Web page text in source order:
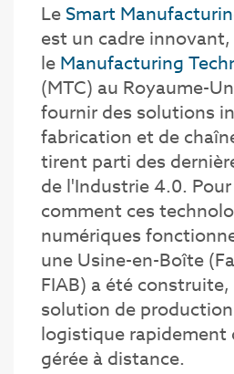
Le Smart
est un cadre
le Manufacturing
(MTC) au Royaume-
fournir des solutions
fabrication et de
tirent parti des
de l'Industrie 4.0.
comment ces
numériques
une Usine-en-Boîte
FIAB) a été
solution de
logistique rapidement
gérée à distance.